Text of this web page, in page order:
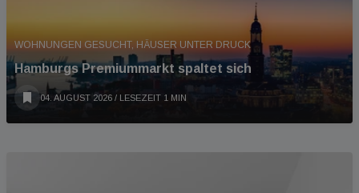
WOHNUNGEN GESUCHT, HÄUSER UNTER DRUCK
Hamburgs Premiummarkt spaltet sich
04. AUGUST 2026 / LESEZEIT 1 MIN